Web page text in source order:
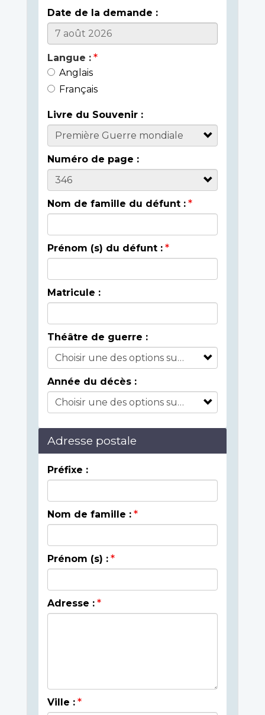
Date de la demande :
Langue :
Anglais
Français
Livre du Souvenir :
Numéro de page :
Nom de famille du défunt :
Prénom (s) du défunt :
Matricule :
Théâtre de guerre :
Année du décès :
Adresse postale
Préfixe :
Nom de famille :
Prénom (s) :
Adresse :
Ville :